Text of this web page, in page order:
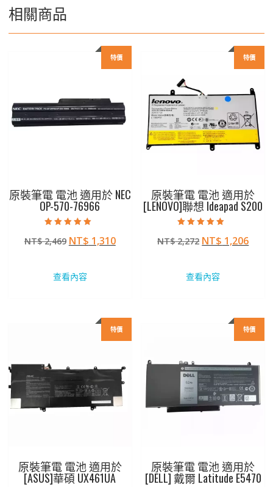
相關商品
特價
原裝筆電 電池 適用於 NEC
OP-570-76966
5.00
滿分 5
NT$2,469 原
格：
NT$ 1,310目
查看內容
特價
原裝筆電 電池 適用於
[LENOVO]聯想 Ideapad S200
5.00
滿分 5
NT$2,272 原
格：
NT$ 1,206目
查看內容
特價
原裝筆電 電池 適用於
[ASUS]華碩 UX461UA
特價
原裝筆電 電池 適用於
[DELL] 戴爾 Latitude E5470